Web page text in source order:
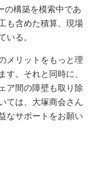
の構築を模索中であ
も含めた積算、現場
いる。
メリットをもっと理
す。それと同時に、
ア間の障壁も取り除
ては、大塚商会さん
なサポートをお願い